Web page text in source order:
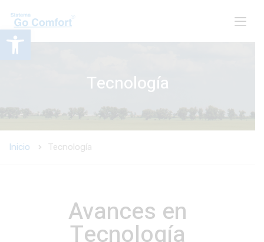
Abrir barra de herramientas
Tecnología
Inicio Tecnología
Avances en
Tecnología